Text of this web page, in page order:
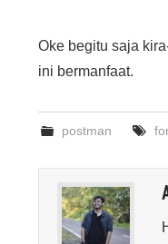
Oke begitu saja
ini bermanfaat.
postman